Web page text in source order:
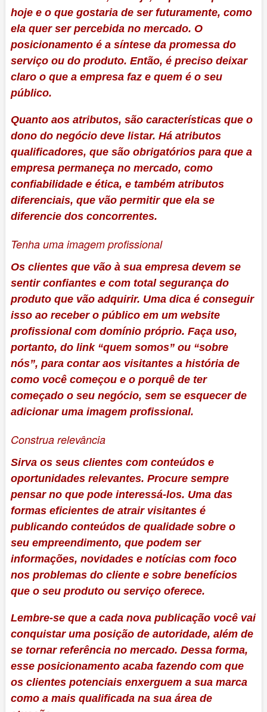
hoje e o que gostaria de ser futuramente, como
ela quer ser percebida no mercado. O
posicionamento é a síntese da promessa do
serviço ou do produto. Então, é preciso deixar
claro o que a empresa faz e quem é o seu
público.
Quanto aos atributos, são características que o
dono do negócio deve listar. Há atributos
qualificadores, que são obrigatórios para que a
empresa permaneça no mercado, como
confiabilidade e ética, e também atributos
diferenciais, que vão permitir que ela se
diferencie dos concorrentes.
Tenha uma imagem profissional
Os clientes que vão à sua empresa devem se
sentir confiantes e com total segurança do
produto que vão adquirir. Uma dica é conseguir
isso ao receber o público em um website
profissional com domínio próprio. Faça uso,
portanto, do link “quem somos” ou “sobre
nós”, para contar aos visitantes a história de
como você começou e o porquê de ter
começado o seu negócio, sem se esquecer de
adicionar uma imagem profissional.
Construa relevância
Sirva os seus clientes com conteúdos e
oportunidades relevantes. Procure sempre
pensar no que pode interessá-los. Uma das
formas eficientes de atrair visitantes é
publicando conteúdos de qualidade sobre o
seu empreendimento, que podem ser
informações, novidades e notícias com foco
nos problemas do cliente e sobre benefícios
que o seu produto ou serviço oferece.
Lembre-se que a cada nova publicação você vai
conquistar uma posição de autoridade, além de
se tornar referência no mercado. Dessa forma,
esse posicionamento acaba fazendo com que
os clientes potenciais enxerguem a sua marca
como a mais qualificada na sua área de